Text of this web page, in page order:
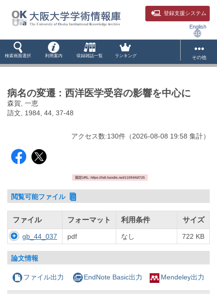
登録支援システム
English
検索画面選択 利用案内 収録雑誌一覧 ランキング その他
病名の変遷 : 西洋医学受容の影響を中心に
森賀, 一恵
語文, 1984, 44, 37-48
アクセス数:130件 （2026-08-08 19:58 集計）
固定URL: https://hdl.handle.net/11094/68725
閲覧可能ファイル
ファイル フォーマット 利用条件 サイズ
gb_44_037 pdf なし 722 KB
論文情報
ファイル出力 EndNote Basic出力 Mendeley出力